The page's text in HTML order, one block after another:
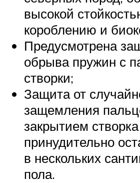
высокой
короблению и
Предусмотрена
обрыва пружин с
створки;
Защита от
защемления
закрытием створка
принудительно
в нескольких
пола.